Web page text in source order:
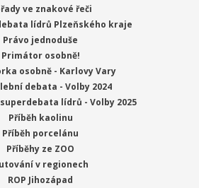
ve znakové řeči
lídrů Plzeňského kraje
Právo jednoduše
Primátor osobně!
osobně - Karlovy Vary
debata - Volby 2024
lídrů - Volby 2025
Příběh kaolinu
Příběh porcelánu
Příběhy ze ZOO
v regionech
ROP Jihozápad